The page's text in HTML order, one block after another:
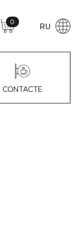
0 RU
CONTACTE